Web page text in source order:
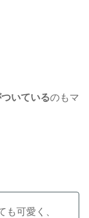
いているのもマ
も可愛く、